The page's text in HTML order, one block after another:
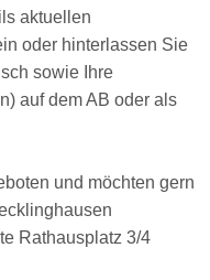
aktuellen
oder hinterlassen Sie
sowie Ihre
auf dem AB oder als
und möchten gern
Rathausplatz 3/4